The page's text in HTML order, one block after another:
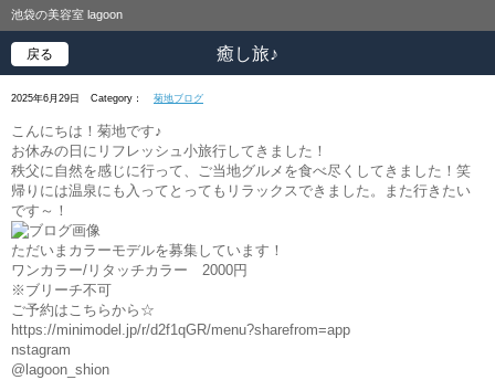
池袋の美容室 lagoon
癒し旅♪
戻る
2025年6月29日 Category： 菊地ブログ
こんにちは！菊地です♪
お休みの日にリフレッシュ小旅行してきました！
秩父に自然を感じに行って、ご当地グルメを食べ尽くしてきました！笑
帰りには温泉にも入ってとってもリラックスできました。また行きたい
です～！
ただいまカラーモデルを募集しています！
ワンカラー/リタッチカラー 2000円
※ブリーチ不可
ご予約はこちらから☆
https://minimodel.jp/r/d2f1qGR/menu?sharefrom=app
nstagram
@lagoon_shion